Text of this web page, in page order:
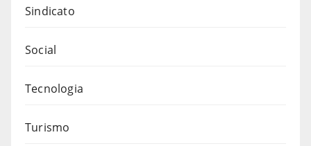
Sindicato
Social
Tecnologia
Turismo